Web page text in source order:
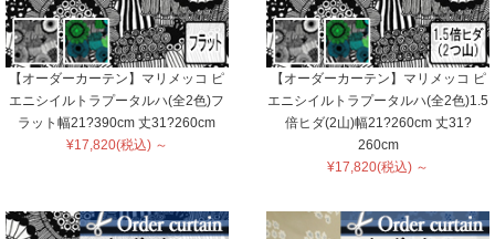
【オーダーカーテン】マリメッコ ピ
エニシイルトラプータルハ(全2色)フ
ラット幅21?390cm 丈31?260cm
¥17,820(税込) ～
【オーダーカーテン】マリメッコ ピ
エニシイルトラプータルハ(全2色)1.5
倍ヒダ(2山)幅21?260cm 丈31?
260cm
¥17,820(税込) ～